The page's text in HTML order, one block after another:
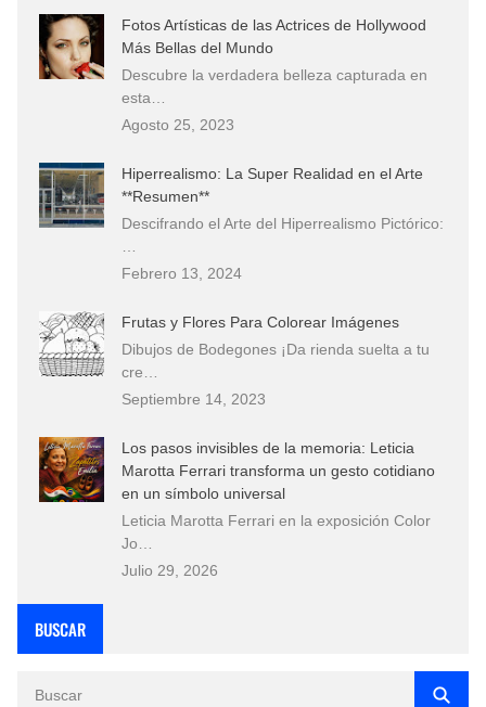
Fotos Artísticas de las Actrices de Hollywood
Más Bellas del Mundo
Descubre la verdadera belleza capturada en
esta…
Agosto 25, 2023
Hiperrealismo: La Super Realidad en el Arte
**Resumen**
Descifrando el Arte del Hiperrealismo Pictórico:
Febrero 13, 2024
Frutas y Flores Para Colorear Imágenes
Dibujos de Bodegones ¡Da rienda suelta a tu
cre…
Septiembre 14, 2023
Los pasos invisibles de la memoria: Leticia
Marotta Ferrari transforma un gesto cotidiano
en un símbolo universal
Leticia Marotta Ferrari en la exposición Color
Jo…
Julio 29, 2026
BUSCAR